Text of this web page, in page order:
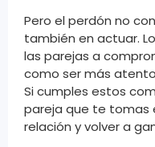
Pero el perdón no
también en actuar.
las parejas a
como ser más
Si cumples estos
pareja que te tomas
relación y volver a